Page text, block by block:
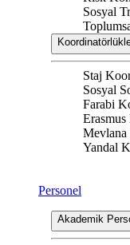
Sosyal
Staj
Sosyal
Farabi
Yandal
Personel
Akademik